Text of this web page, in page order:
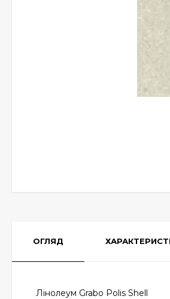
ОГЛЯД
Лінолеум Grabo Polis Shell